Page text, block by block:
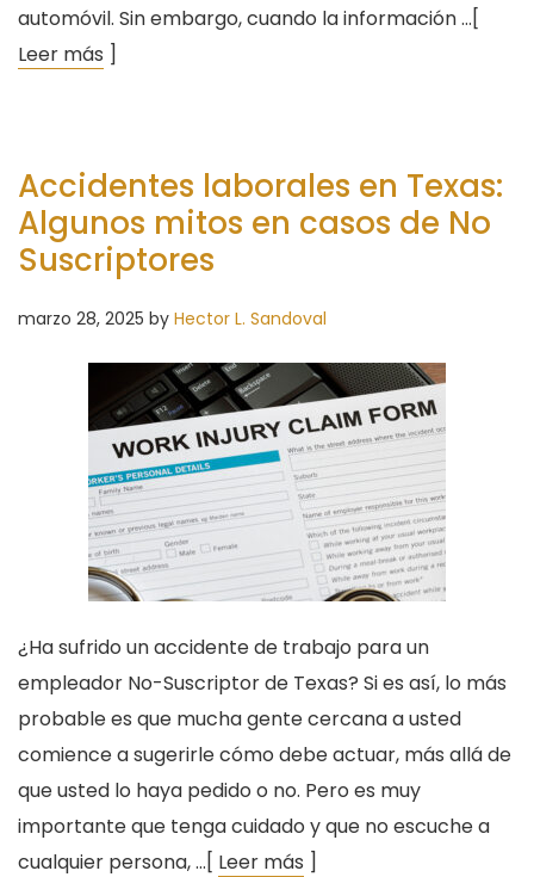
automóvil. Sin embargo, cuando la información …[
Leer más ]
Accidentes laborales en Texas:
Algunos mitos en casos de No
Suscriptores
marzo 28, 2025 by Hector L. Sandoval
¿Ha sufrido un accidente de trabajo para un
empleador No-Suscriptor de Texas? Si es así, lo más
probable es que mucha gente cercana a usted
comience a sugerirle cómo debe actuar, más allá de
que usted lo haya pedido o no. Pero es muy
importante que tenga cuidado y que no escuche a
cualquier persona, …[ Leer más ]